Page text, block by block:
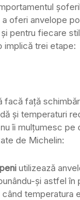
oferi anvelope
pentru fiecare
implică trei etape:
facă față
și temperaturi
îi mulțumesc pe
de Michelin:
utilizează
și astfel în
când temperatura